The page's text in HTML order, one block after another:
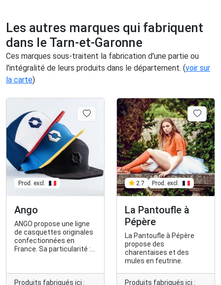
Les autres marques qui fabriquent
dans le Tarn-et-Garonne
Ces marques sous-traitent la fabrication d'une partie ou
l'intégralité de leurs produits dans le département. (voir sur
la carte)
Prod. excl.
Ango
ANGO propose une ligne
de casquettes originales
confectionnées en
France. Sa particularité :
Produits fabriqués ici :
2.7 Prod. excl.
La Pantoufle à
Pépère
La Pantoufle à Pépère
propose des
charentaises et des
mules en feutrine.
Produits fabriqués ici :